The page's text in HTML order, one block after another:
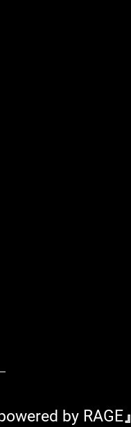
by RAGE』